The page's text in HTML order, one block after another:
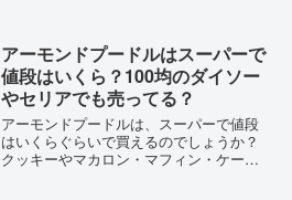
か？つぶあんとのカロリーや糖質の違い
などについてもまとめました。
アーモンドプードルはスーパーで
値段はいくら？100均のダイソー
やセリアでも売ってる？
アーモンドプードルは、スーパーで値段
はいくらぐらいで買えるのでしょうか？
クッキーやマカロン・マフィン・ケーキ